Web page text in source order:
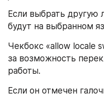
Если выбрать другую
будут на выбранном
Чекбокс «allow locale
за возможность
работы.
Если он отмечен